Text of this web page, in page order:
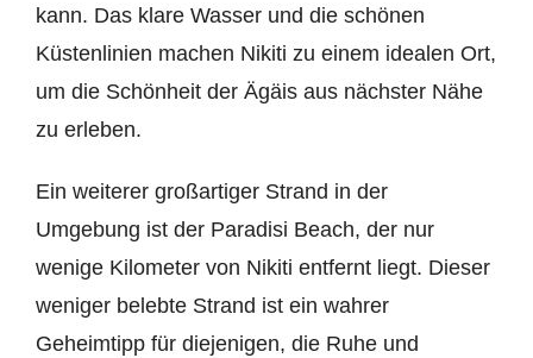
kann. Das klare Wasser und die schönen
Küstenlinien machen Nikiti zu einem idealen Ort,
um die Schönheit der Ägäis aus nächster Nähe
zu erleben.
Ein weiterer großartiger Strand in der
Umgebung ist der Paradisi Beach, der nur
wenige Kilometer von Nikiti entfernt liegt. Dieser
weniger belebte Strand ist ein wahrer
Geheimtipp für diejenigen, die Ruhe und